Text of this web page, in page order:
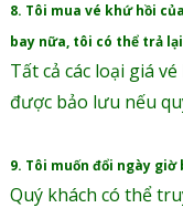
8. Tôi mua vé khứ hồi
bay nữa, tôi có thể trả
Tất cả các loại giá
được bảo lưu nếu
9. Tôi muốn đổi ngày
Quý khách có thể